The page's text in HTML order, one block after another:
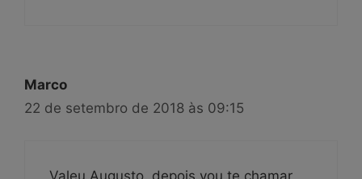
Marco
22 de setembro de 2018 às 09:15
Valeu Augusto, depois vou te chamar